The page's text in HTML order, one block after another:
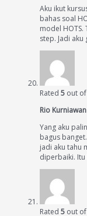
Aku ikut
bahas soal
model
step. Jadi
Rated 5 out
Rio Kurniawan
Yang aku
bagus
jadi aku tahu
diperbaiki.
Rated 5 out